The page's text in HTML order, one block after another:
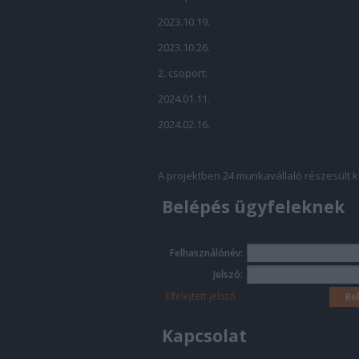
2023.10.19.
2023.10.26.
2. csoport:
2024.01.11.
2024.02.16.
A projektben 24 munkavállaló részesült
Belépés ügyfeleknek
Felhasználónév:
Jelszó:
Elfelejtett jelszó
Kapcsolat